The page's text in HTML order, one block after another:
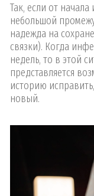
Так, если от
небольшой
надежда на
связки). Когда
недель, то в этой
представляется
историю
новый.